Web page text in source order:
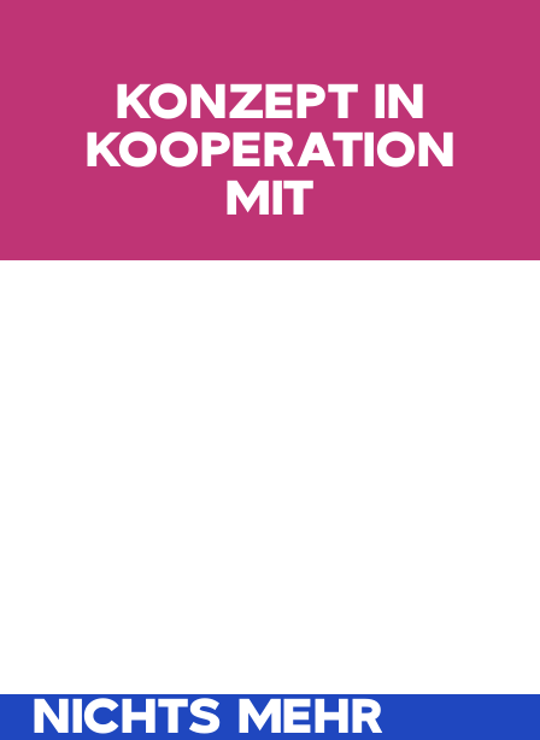
KONZEPT IN
KOOPERATION
MIT
NICHTS MEHR